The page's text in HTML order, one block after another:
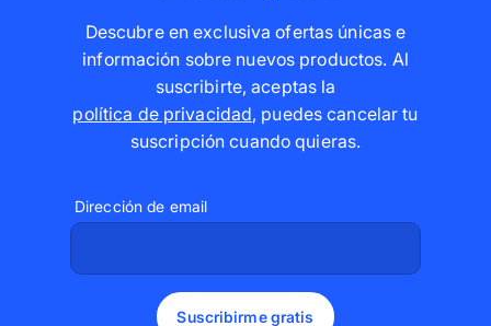
Descubre en exclusiva ofertas únicas e
información sobre nuevos productos. Al
suscribirte, aceptas la
política de privacidad, puedes cancelar tu
suscripción cuando quieras.
Dirección de email
Suscribirme gratis